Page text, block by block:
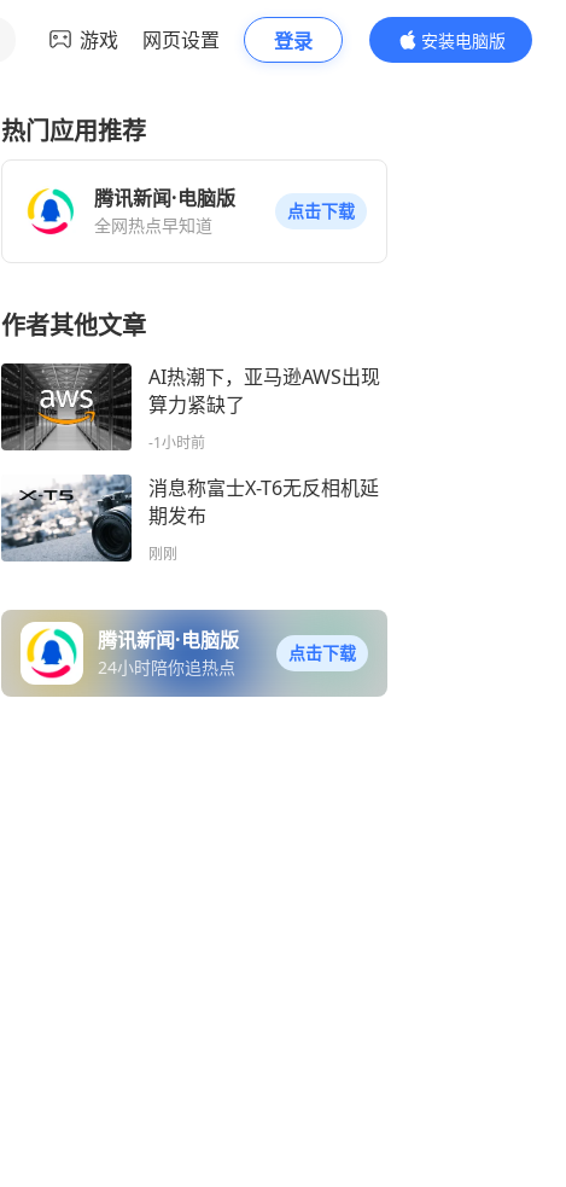
游戏 网页设置 登录
安装电脑版
内容更精彩
热门应用推荐
腾讯新闻·电脑版
全网热点早知道
点击下载
作者其他文章
AI热潮下，亚马逊AWS出现
算力紧缺了
-1小时前
消息称富士X-T6无反相机延
期发布
刚刚
腾讯新闻·电脑版
24小时陪你追热点
点击下载